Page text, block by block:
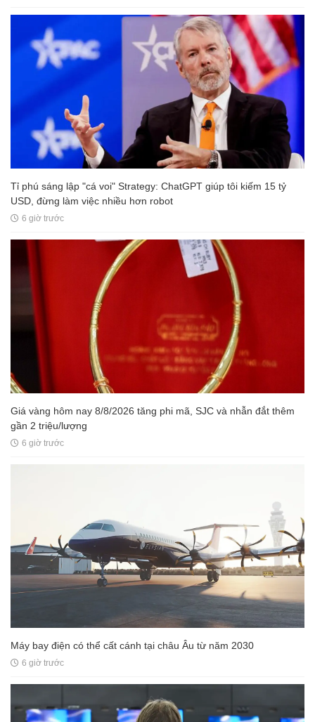
Tỉ phú sáng lập "cá voi" Strategy: ChatGPT giúp tôi kiếm 15 tỷ
USD, đừng làm việc nhiều hơn robot
6 giờ trước
Giá vàng hôm nay 8/8/2026 tăng phi mã, SJC và nhẫn đắt thêm
gần 2 triệu/lượng
6 giờ trước
Máy bay điện có thể cất cánh tại châu Âu từ năm 2030
6 giờ trước